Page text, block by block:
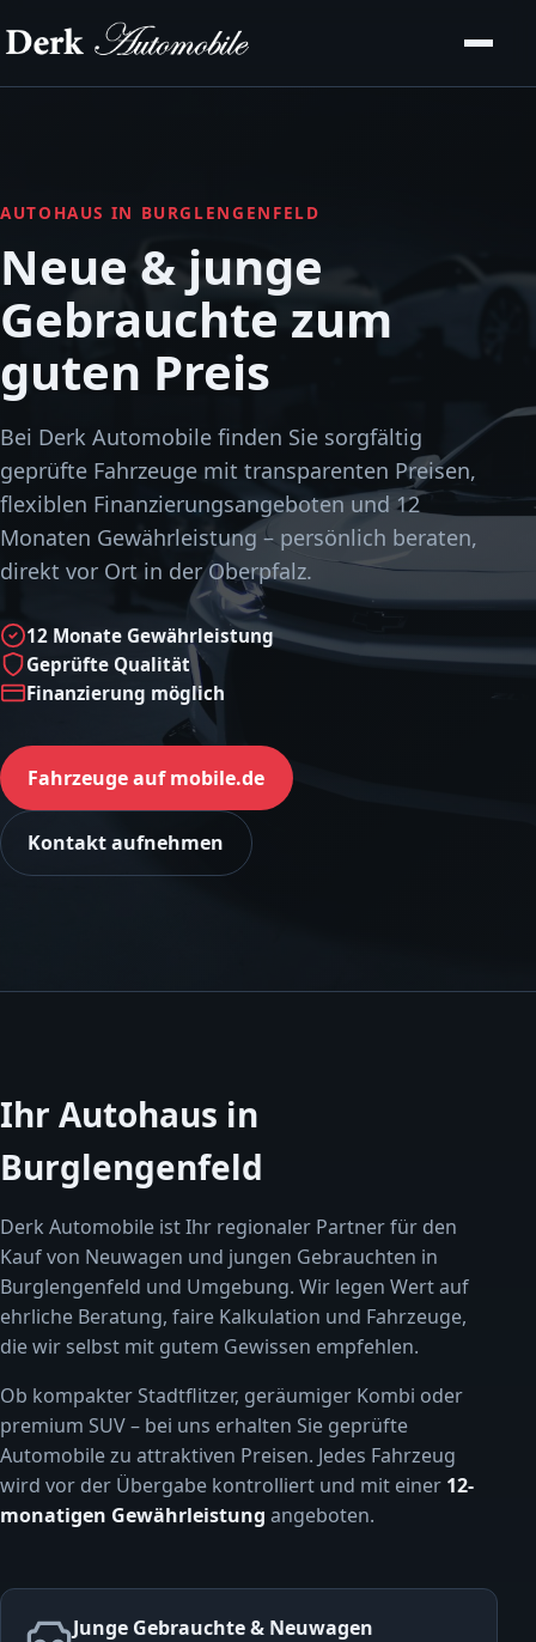
AUTOHAUS IN BURGLENGENFELD
Neue & junge
Gebrauchte zum
guten Preis
Bei Derk Automobile finden Sie sorgfältig
geprüfte Fahrzeuge mit transparenten Preisen,
flexiblen Finanzierungsangeboten und 12
Monaten Gewährleistung – persönlich beraten,
direkt vor Ort in der Oberpfalz.
12 Monate Gewährleistung
Geprüfte Qualität
Finanzierung möglich
Fahrzeuge auf mobile.de
Kontakt aufnehmen
Ihr Autohaus in
Burglengenfeld
Derk Automobile ist Ihr regionaler Partner für den
Kauf von Neuwagen und jungen Gebrauchten in
Burglengenfeld und Umgebung. Wir legen Wert auf
ehrliche Beratung, faire Kalkulation und Fahrzeuge,
die wir selbst mit gutem Gewissen empfehlen.
Ob kompakter Stadtflitzer, geräumiger Kombi oder
premium SUV – bei uns erhalten Sie geprüfte
Automobile zu attraktiven Preisen. Jedes Fahrzeug
wird vor der Übergabe kontrolliert und mit einer 12-
monatigen Gewährleistung angeboten.
Junge Gebrauchte & Neuwagen